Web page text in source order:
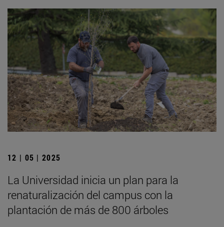
12 | 05 | 2025
La Universidad inicia un plan para la
renaturalización del campus con la
plantación de más de 800 árboles